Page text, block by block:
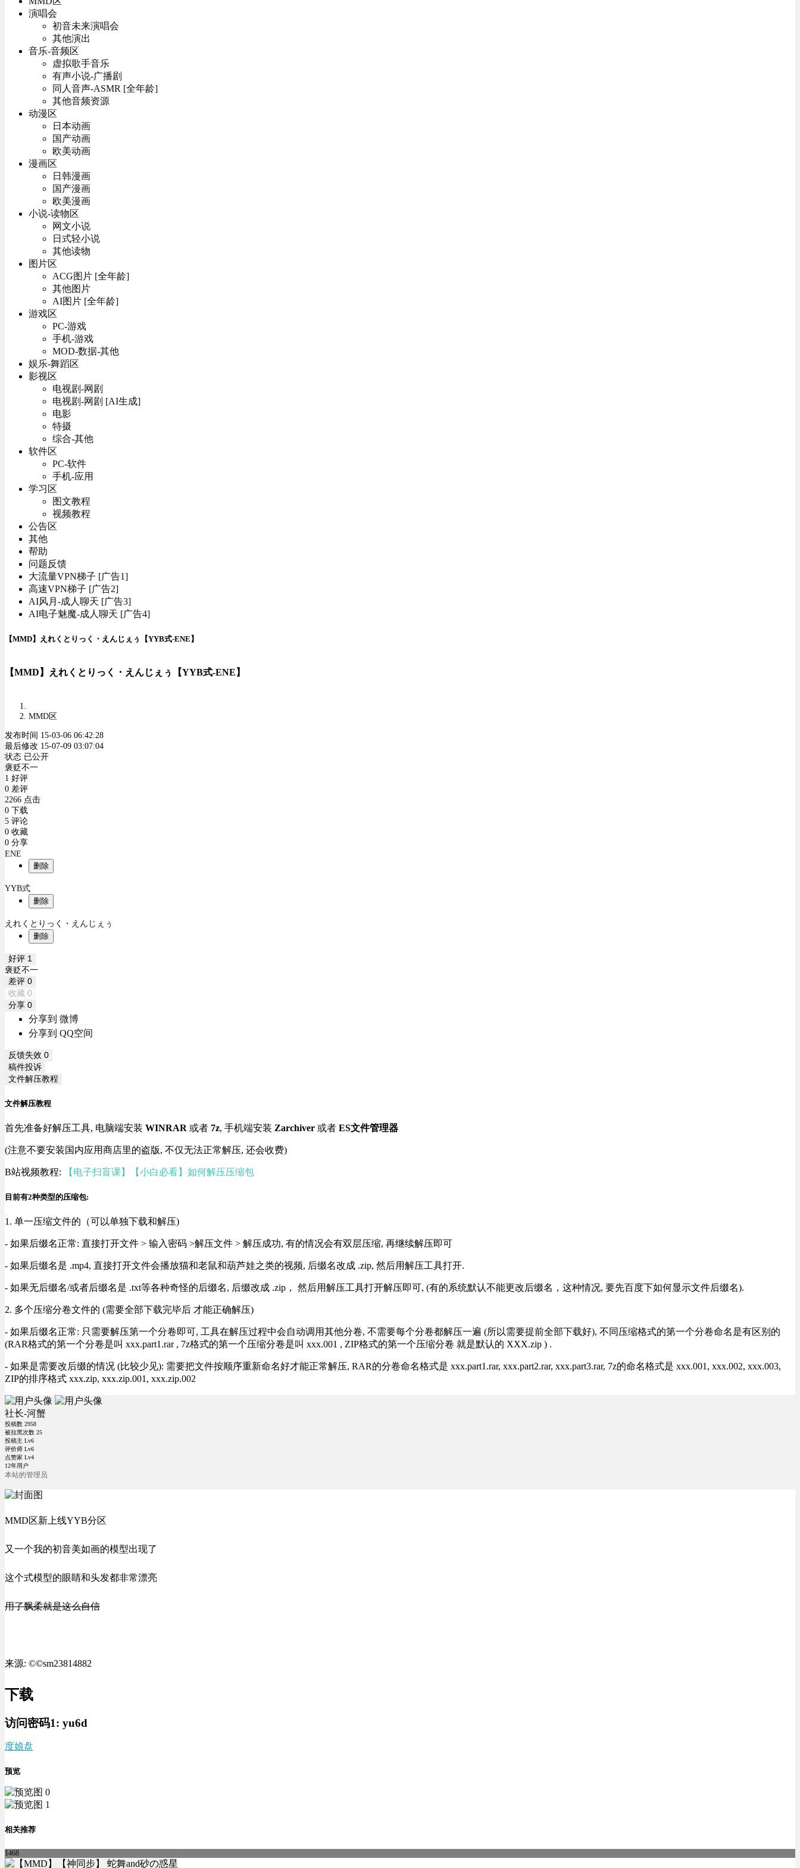
演唱会
初音未来演唱会
其他演出
音乐-音频区
虚拟歌手音乐
有声小说-广播剧
同人音声-ASMR [全年龄]
其他音频资源
动漫区
日本动画
国产动画
欧美动画
漫画区
日韩漫画
国产漫画
欧美漫画
小说-读物区
网文小说
日式轻小说
其他读物
图片区
ACG图片 [全年龄]
其他图片
AI图片 [全年龄]
游戏区
PC-游戏
手机-游戏
MOD-数据-其他
娱乐-舞蹈区
影视区
电视剧-网剧
电视剧-网剧 [AI生成]
电影
特摄
综合-其他
软件区
PC-软件
手机-应用
学习区
图文教程
视频教程
公告区
其他
帮助
问题反馈
大流量VPN梯子 [广告1]
高速VPN梯子 [广告2]
AI风月-成人聊天 [广告3]
AI电子魅魔-成人聊天 [广告4]
【MMD】えれくとりっく・えんじぇぅ【YYB式-ENE】
【MMD】えれくとりっく・えんじぇぅ【YYB式-ENE】
MMD区
发布时间 15-03-06 06:42:28
最后修改 15-07-09 03:07:04
状态 已公开
褒贬不一
1 好评
0 差评
2266 点击
0 下载
5 评论
0 收藏
0 分享
ENE
删除
YYB式
删除
えれくとりっく・えんじぇぅ
删除
好评 1
褒贬不一
差评 0
收藏 0
分享 0
分享到 微博
分享到 QQ空间
反馈失效 0
稿件投诉
文件解压教程
文件解压教程
首先准备好解压工具, 电脑端安装 WINRAR 或者 7z, 手机端安装 Zarchiver 或者 ES文件管理器
(注意不要安装国内应用商店里的盗版, 不仅无法正常解压, 还会收费)
B站视频教程: 【电子扫盲课】【小白必看】如何解压压缩包
目前有2种类型的压缩包:
1. 单一压缩文件的（可以单独下载和解压)
- 如果后缀名正常: 直接打开文件 > 输入密码 >解压文件 > 解压成功, 有的情况会有双层压缩, 再继续解压即可
- 如果后缀名是 .mp4, 直接打开文件会播放猫和老鼠和葫芦娃之类的视频, 后缀名改成 .zip, 然后用解压工具打开.
- 如果无后缀名/或者后缀名是 .txt等各种奇怪的后缀名, 后缀改成 .zip， 然后用解压工具打开解压即可, (有的系统默认不能更改后缀名，这种情况, 要先百度下如何显示文件后缀名).
2. 多个压缩分卷文件的 (需要全部下载完毕后 才能正确解压)
- 如果后缀名正常: 只需要解压第一个分卷即可, 工具在解压过程中会自动调用其他分卷, 不需要每个分卷都解压一遍 (所以需要提前全部下载好), 不同压缩格式的第一个分卷命名是有区别的
(RAR格式的第一个分卷是叫 xxx.part1.rar , 7z格式的第一个压缩分卷是叫 xxx.001 , ZIP格式的第一个压缩分卷 就是默认的 XXX.zip ) .
- 如果是需要改后缀的情况 (比较少见): 需要把文件按顺序重新命名好才能正常解压, RAR的分卷命名格式是 xxx.part1.rar, xxx.part2.rar, xxx.part3.rar, 7z的命名格式是 xxx.001, xxx.002, xxx.003,
ZIP的排序格式 xxx.zip, xxx.zip.001, xxx.zip.002
社长-河蟹
投稿数 2958
被拉黑次数 25
投稿主 Lv6
评价师 Lv6
点赞家 Lv4
12年用户
本站的管理员
MMD区新上线YYB分区
又一个我的初音美如画的模型出现了
这个式模型的眼睛和头发都非常漂亮
用了飘柔就是这么自信
来源: ©©sm23814882
下载
访问密码1: yu6d
度娘盘
预览
相关推荐
1468